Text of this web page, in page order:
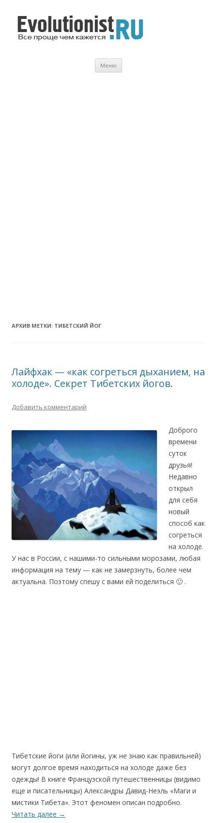
Evolutionist.ru
Все проще чем кажется…
Меню
АРХИВ МЕТКИ: ТИБЕТСКИЙ ЙОГ
Лайфхак — «как согреться дыханием, на
холоде». Секрет Тибетских йогов.
Добавить комментарий
Доброго
времени
суток
друзья!
Недавно
открыл
для себя
новый
способ как
согреться
на холоде.
У нас в России, с нашими-то сильными морозами, любая
информация на тему — как не замерзнуть, более чем
актуальна. Поэтому спешу с вами ей поделиться 🙂 .
Тибетские йоги (или йогины, уж не знаю как правильней)
могут долгое время находиться на холоде даже без
одежды! В книге Французской путешественницы (видимо
еще и писательницы) Александры Давид-Неэль «Маги и
мистики Тибета». Этот феномен описан подробно.
Читать далее →